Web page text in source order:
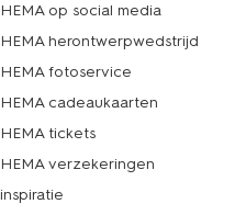
HEMA op social media
HEMA herontwerpwedstrijd
HEMA fotoservice
HEMA cadeaukaarten
HEMA tickets
HEMA verzekeringen
inspiratie